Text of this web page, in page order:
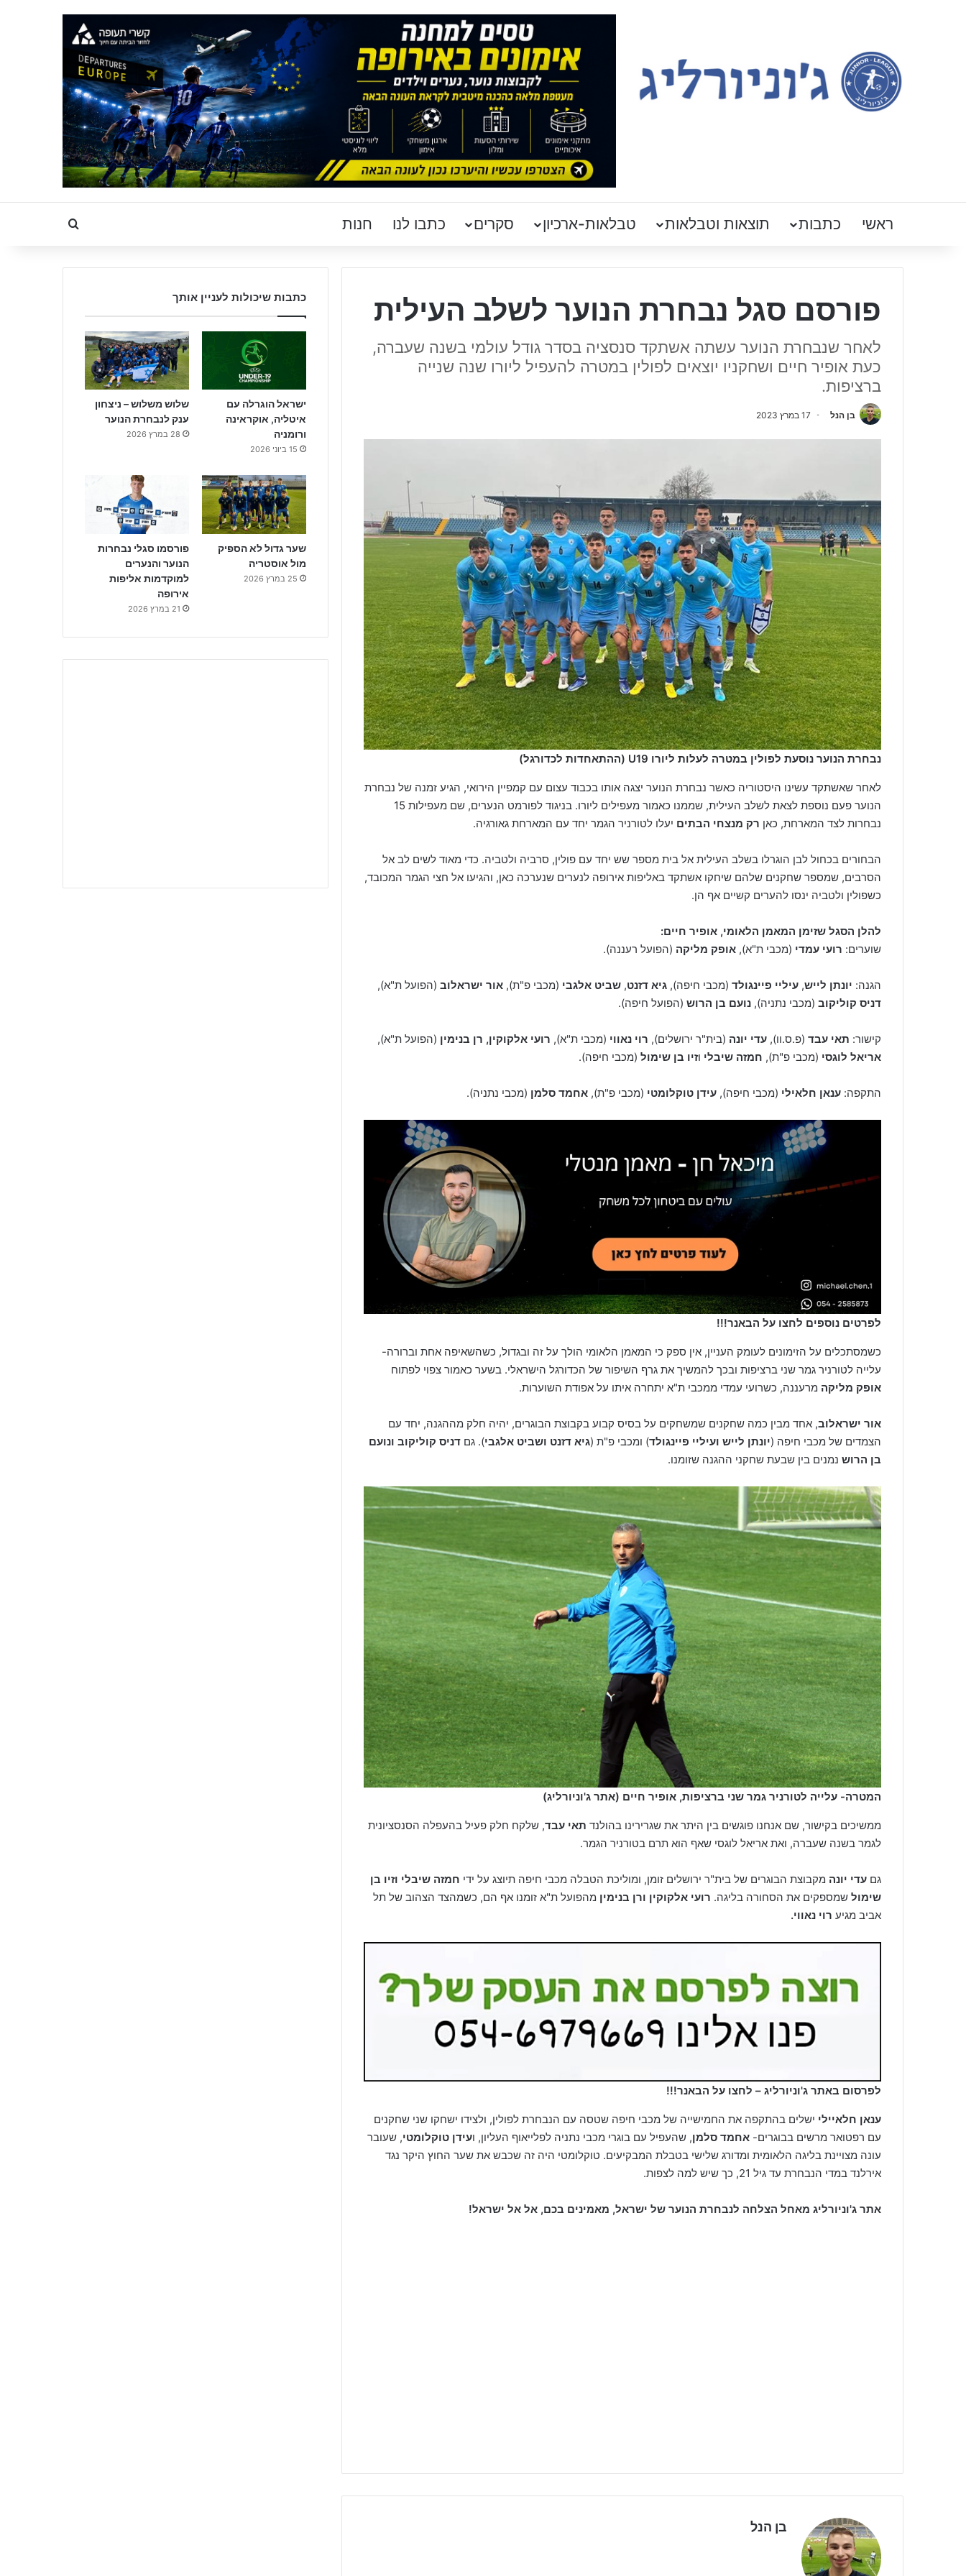
ראשי כתבות תוצאות וטבלאות טבלאות-ארכיון סקרים כתבו לנו חנות Search for
פורסם סגל נבחרת הנוער לשלב העילית
לאחר שנבחרת הנוער עשתה אשתקד סנסציה בסדר גודל עולמי בשנה שעברה,
כעת אופיר חיים ושחקניו יוצאים לפולין במטרה להעפיל ליורו שנה שנייה
ברציפות.
בן הנל 17 במרץ 2023
נבחרת הנוער נוסעת לפולין במטרה לעלות ליורו U19 (ההתאחדות לכדורגל)
לאחר שאשתקד עשינו היסטוריה כאשר נבחרת הנוער יצגה אותו בכבוד עצום עם קמפיין הירואי, הגיע זמנה של נבחרת
הנוער פעם נוספת לצאת לשלב העילית, שממנו כאמור מעפילים ליורו. בניגוד לפורמט הנערים, שם מעפילות 15
נבחרות לצד המארחת, כאן רק מנצחי הבתים יעלו לטורניר הגמר יחד עם המארחת גאורגיה.
הבחורים בכחול לבן הוגרלו בשלב העילית אל בית מספר שש יחד עם פולין, סרביה ולטביה. כדי מאוד לשים לב אל
הסרבים, שמספר שחקנים שלהם שיחקו אשתקד באליפות אירופה לנערים שנערכה כאן, והגיעו אל חצי הגמר המכובד,
כשפולין ולטביה ינסו להערים קשיים אף הן.
להלן הסגל שזימן המאמן הלאומי, אופיר חיים:
שוערים: רועי עמדי (מכבי ת"א), אופק מליקה (הפועל רעננה).
הגנה: יונתן לייש, עיליי פיינגולד (מכבי חיפה), גיא דזנט, שביט אלגבי (מכבי פ"ת), אור ישראלוב (הפועל ת"א),
דניס קוליקוב (מכבי נתניה), נועם בן הרוש (הפועל חיפה).
קישור: תאי עבד (פ.ס.וו), עדי יונה (בית"ר ירושלים), רוי נאווי (מכבי ת"א), רועי אלקוקין, רן בנימין (הפועל ת"א),
אריאל לוגסי (מכבי פ"ת), חמזה שיבלי וזיו בן שימול (מכבי חיפה).
התקפה: ענאן חלאילי (מכבי חיפה), עידן טוקלומטי (מכבי פ"ת), אחמד סלמן (מכבי נתניה).
לפרטים נוספים לחצו על הבאנר!!!
כשמסתכלים על הזימונים לעומק העניין, אין ספק כי המאמן הלאומי הולך על זה ובגדול, כשהשאיפה אחת וברורה-
עלייה לטורניר גמר שני ברציפות ובכך להמשיך את גרף השיפור של הכדורגל הישראלי. בשער כאמור צפוי לפתוח
אופק מליקה מרעננה, כשרועי עמדי ממכבי ת"א יתחרה איתו על אפודת השוערות.
אור ישראלוב, אחד מבין כמה שחקנים שמשחקים על בסיס קבוע בקבוצת הבוגרים, יהיה חלק מההגנה, יחד עם
הצמדים של מכבי חיפה (יונתן לייש ועיליי פיינגולד) ומכבי פ"ת (גיא דזנט ושביט אלגבי). גם דניס קוליקוב ונועם
בן הרוש נמנים בין שבעת שחקני ההגנה שזומנו.
המטרה- עלייה לטורניר גמר שני ברציפות, אופיר חיים (אתר ג'וניורליג)
ממשיכים בקישור, שם אנחנו פוגשים בין היתר את שגרירינו בהולנד תאי עבד, שלקח חלק פעיל בהעפלה הסנסציונית
לגמר בשנה שעברה, ואת אריאל לוגסי שאף הוא תרם בטורניר הגמר.
גם עדי יונה מקבוצת הבוגרים של בית"ר ירושלים זומן, ומוליכת הטבלה מכבי חיפה תיוצג על ידי חמזה שיבלי וזיו בן
שימול שמספקים את הסחורה בליגה. רועי אלקוקין ורן בנימין מהפועל ת"א זומנו אף הם, כשמהצד הצהוב של תל
אביב מגיע רוי נאווי.
לפרסום באתר ג'וניורליג – לחצו על הבאנר!!!
ענאן חלאיילי ישלים בהתקפה את החמישייה של מכבי חיפה שטסה עם הנבחרת לפולין, ולצידו ישחקו שני שחקנים
עם רפטואר מרשים בבוגרים- אחמד סלמן, שהעפיל עם בוגרי מכבי נתניה לפלייאוף העליון, ועידן טוקלומטי, שעובר
עונה מצויינת בליגה הלאומית ומדורג שלישי בטבלת המבקיעים. טוקלומטי היה זה שכבש את שער החוץ היקר נגד
אירלנד במדי הנבחרת עד גיל 21, כך שיש למה לצפות.
אתר ג'וניורליג מאחל הצלחה לנבחרת הנוער של ישראל, מאמינים בכם, אל אל ישראל!
בן הנל
כתבות שיכולות לעניין אותך
ישראל הוגרלה עם
איטליה, אוקראינה
ורומניה
15 ביוני 2026
שלוש משלוש – ניצחון
ענק לנבחרת הנוער
28 במרץ 2026
שער גדול לא הספיק
מול אוסטריה
25 במרץ 2026
פורסמו סגלי נבחרות
הנוער והנערים
למוקדמות אליפות
אירופה
21 במרץ 2026